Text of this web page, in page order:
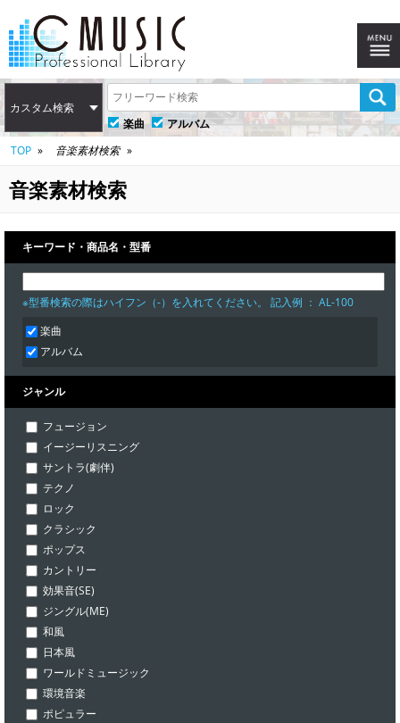
カスタム検索
楽曲
アルバム
TOP
音楽素材検索
音楽素材検索
キーワード・商品名・型番
※型番検索の際はハイフン（-）を入れてください。 記入例 ： AL-100
楽曲
アルバム
ジャンル
フュージョン
イージーリスニング
サントラ(劇伴)
テクノ
ロック
クラシック
ポップス
カントリー
効果音(SE)
ジングル(ME)
和風
日本風
ワールドミュージック
環境音楽
ポピュラー